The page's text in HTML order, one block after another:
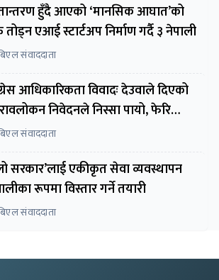
हुँदै आएको ‘मानसिक आघात’को
तोड्न एआई स्टार्टअप निर्माण गर्दै ३ नेपाली
संवाददाता
आधिकारिकता विवादः देउवाले दिएको
निवेदनले निस्सा पायो, फेरि
सुनुवाइ हुने
संवाददाता
सरकार’लाई एकीकृत सेवा व्यवस्थापन
रूपमा विस्तार गर्ने तयारी
संवाददाता